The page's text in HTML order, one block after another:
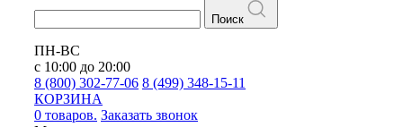
Поиск
ПН-ВС
с 10:00 до 20:00
8 (800) 302-77-06 8 (499) 348-15-11
КОРЗИНА
0 товаров. Заказать звонок